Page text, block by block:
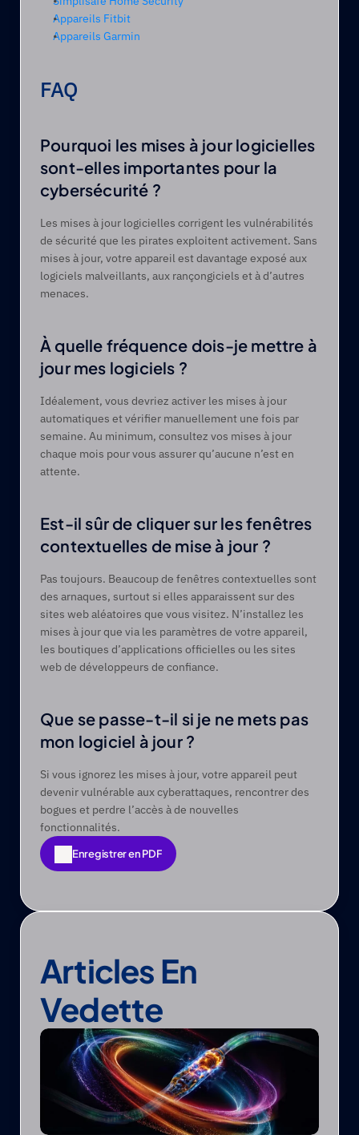
Appareils Fitbit
Appareils Garmin
FAQ
Pourquoi les mises à jour logicielles
sont-elles importantes pour la
cybersécurité ?
Les mises à jour logicielles corrigent les vulnérabilités
de sécurité que les pirates exploitent activement. Sans
mises à jour, votre appareil est davantage exposé aux
logiciels malveillants, aux rançongiciels et à d’autres
menaces.
À quelle fréquence dois-je mettre à
jour mes logiciels ?
Idéalement, vous devriez activer les mises à jour
automatiques et vérifier manuellement une fois par
semaine. Au minimum, consultez vos mises à jour
chaque mois pour vous assurer qu’aucune n’est en
attente.
Est-il sûr de cliquer sur les fenêtres
contextuelles de mise à jour ?
Pas toujours. Beaucoup de fenêtres contextuelles sont
des arnaques, surtout si elles apparaissent sur des
sites web aléatoires que vous visitez. N’installez les
mises à jour que via les paramètres de votre appareil,
les boutiques d’applications officielles ou les sites
web de développeurs de confiance.
Que se passe-t-il si je ne mets pas
mon logiciel à jour ?
Si vous ignorez les mises à jour, votre appareil peut
devenir vulnérable aux cyberattaques, rencontrer des
bogues et perdre l’accès à de nouvelles
fonctionnalités.
Enregistrer en PDF
Enregistrer en PDF
Articles En
Vedette